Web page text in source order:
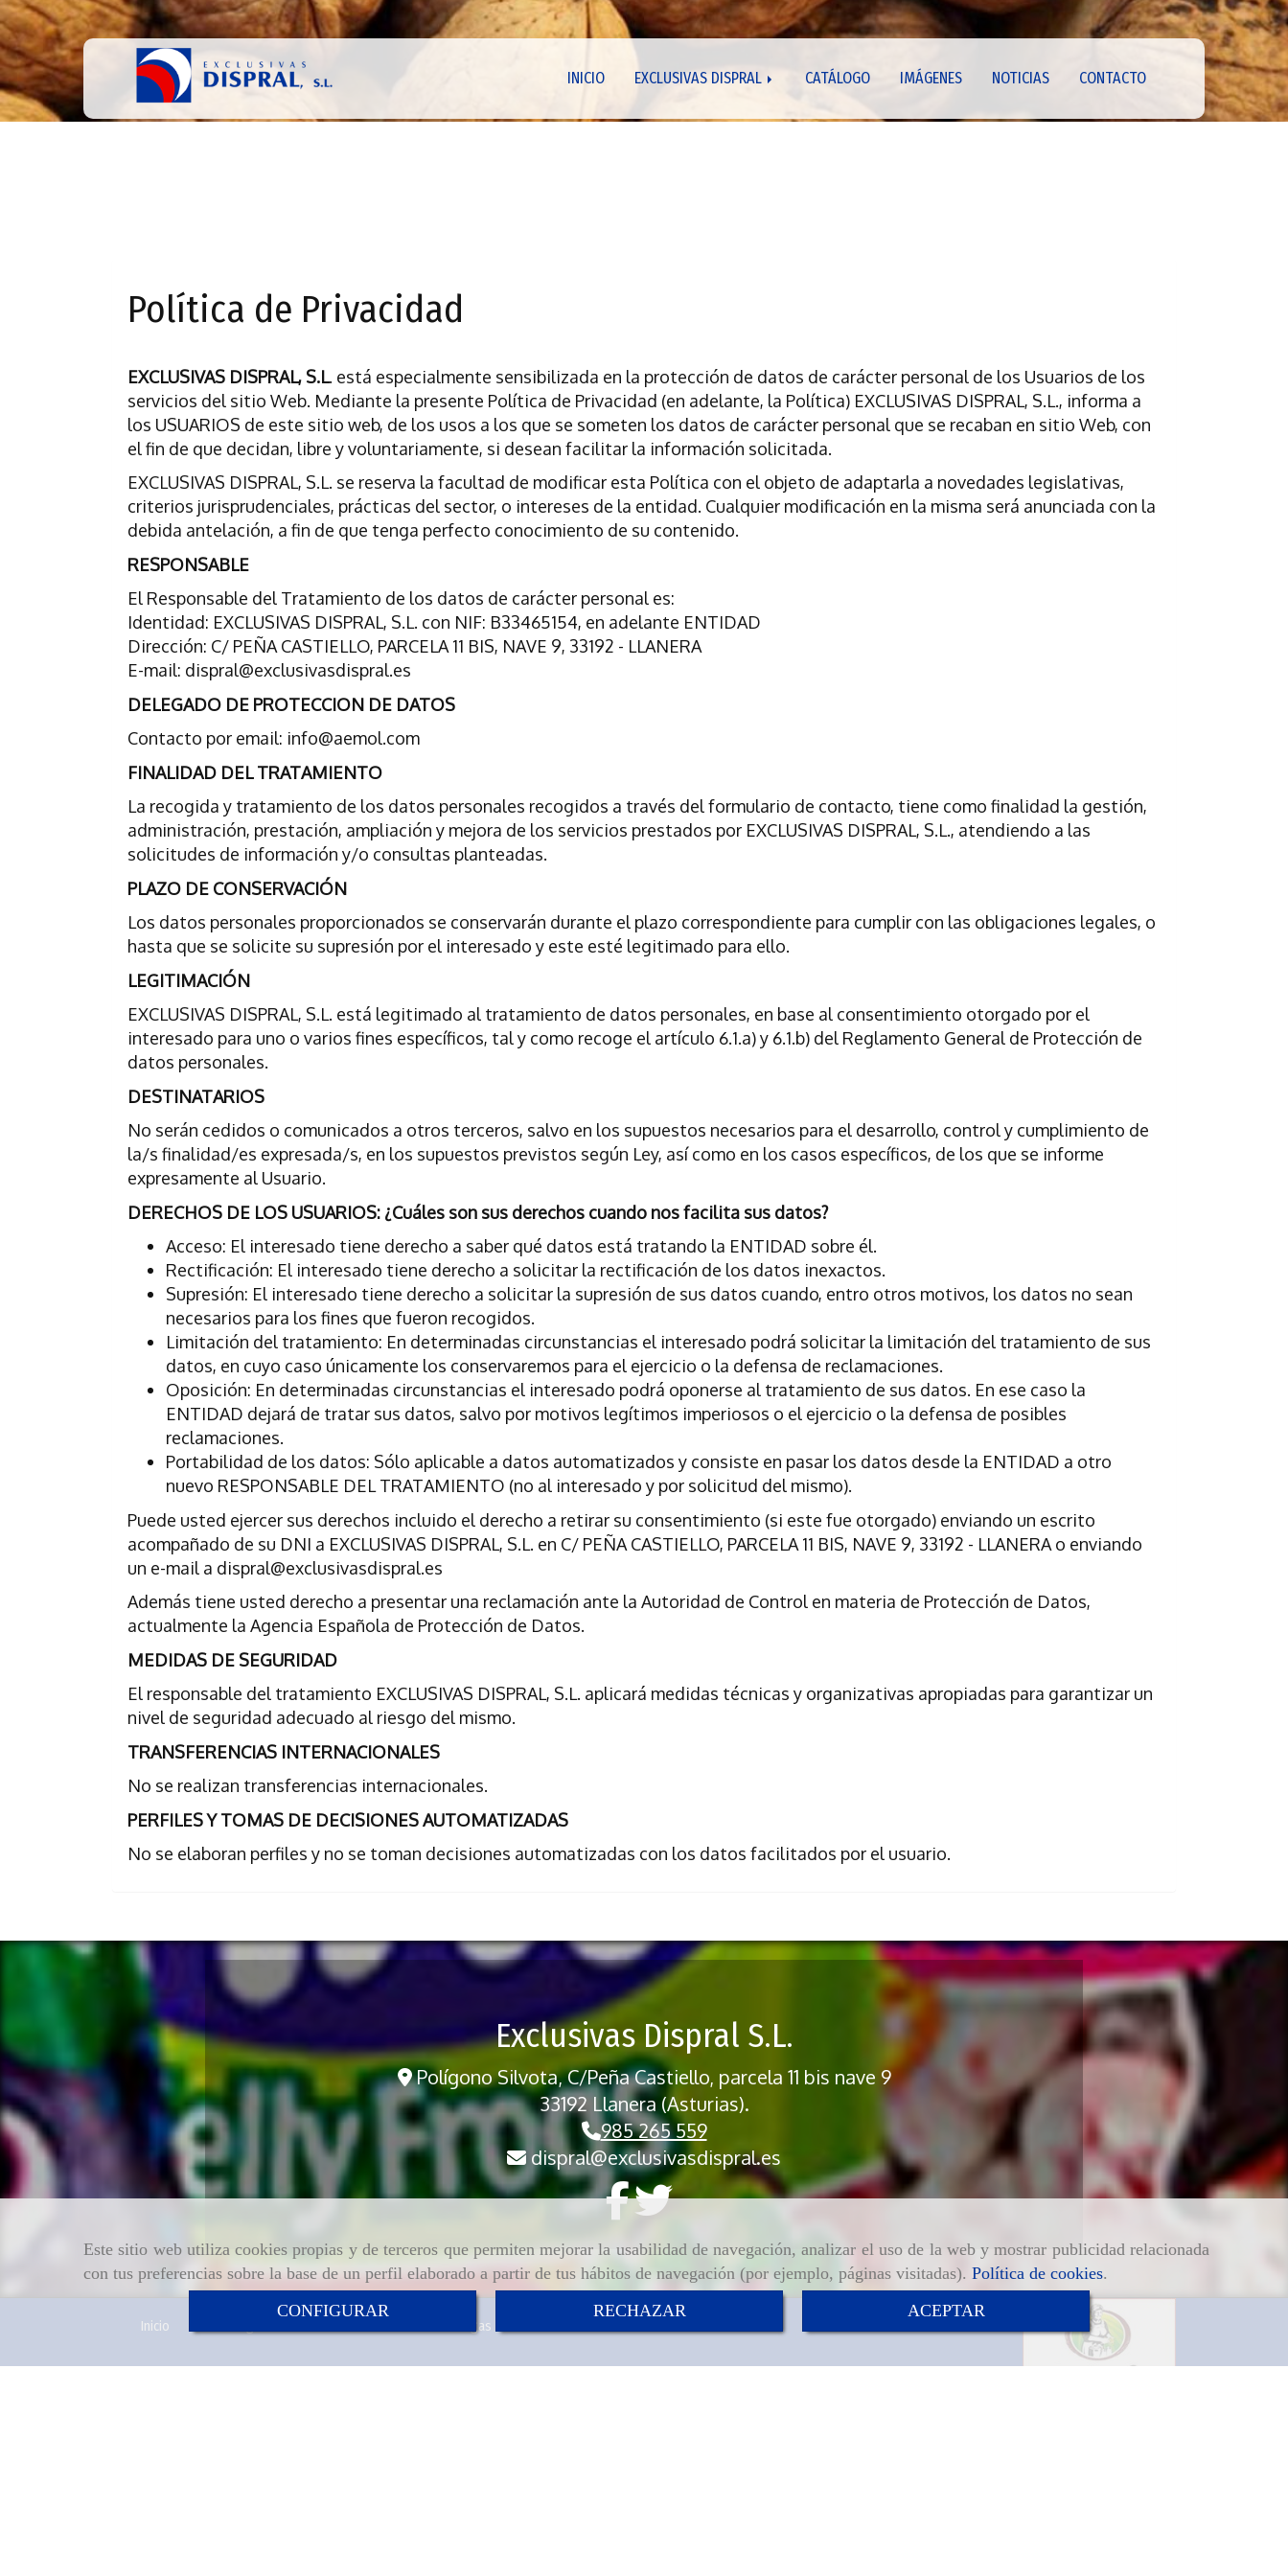
Este sitio web utiliza cookies propias y de terceros que permiten mejorar la usabilidad de navegación, analizar el uso de la web y mostrar publicidad relacionada
con tus preferencias sobre la base de un perfil elaborado a partir de tus hábitos de navegación (por ejemplo, páginas visitadas). Política de cookies.
CONFIGURAR
RECHAZAR ACEPTAR
INICIO EXCLUSIVAS DISPRAL CATÁLOGO IMÁGENES NOTICIAS CONTACTO
Política de Privacidad
EXCLUSIVAS DISPRAL, S.L. está especialmente sensibilizada en la protección de datos de carácter personal de los Usuarios de los
servicios del sitio Web. Mediante la presente Política de Privacidad (en adelante, la Política) EXCLUSIVAS DISPRAL, S.L., informa a
los USUARIOS de este sitio web, de los usos a los que se someten los datos de carácter personal que se recaban en sitio Web, con
el fin de que decidan, libre y voluntariamente, si desean facilitar la información solicitada.
EXCLUSIVAS DISPRAL, S.L. se reserva la facultad de modificar esta Política con el objeto de adaptarla a novedades legislativas,
criterios jurisprudenciales, prácticas del sector, o intereses de la entidad. Cualquier modificación en la misma será anunciada con la
debida antelación, a fin de que tenga perfecto conocimiento de su contenido.
RESPONSABLE
El Responsable del Tratamiento de los datos de carácter personal es:
Identidad: EXCLUSIVAS DISPRAL, S.L. con NIF: B33465154, en adelante ENTIDAD
Dirección: C/ PEÑA CASTIELLO, PARCELA 11 BIS, NAVE 9, 33192 - LLANERA
E-mail: dispral@exclusivasdispral.es
DELEGADO DE PROTECCION DE DATOS
Contacto por email: info@aemol.com
FINALIDAD DEL TRATAMIENTO
La recogida y tratamiento de los datos personales recogidos a través del formulario de contacto, tiene como finalidad la gestión,
administración, prestación, ampliación y mejora de los servicios prestados por EXCLUSIVAS DISPRAL, S.L., atendiendo a las
solicitudes de información y/o consultas planteadas.
PLAZO DE CONSERVACIÓN
Los datos personales proporcionados se conservarán durante el plazo correspondiente para cumplir con las obligaciones legales, o
hasta que se solicite su supresión por el interesado y este esté legitimado para ello.
LEGITIMACIÓN
EXCLUSIVAS DISPRAL, S.L. está legitimado al tratamiento de datos personales, en base al consentimiento otorgado por el
interesado para uno o varios fines específicos, tal y como recoge el artículo 6.1.a) y 6.1.b) del Reglamento General de Protección de
datos personales.
DESTINATARIOS
No serán cedidos o comunicados a otros terceros, salvo en los supuestos necesarios para el desarrollo, control y cumplimiento de
la/s finalidad/es expresada/s, en los supuestos previstos según Ley, así como en los casos específicos, de los que se informe
expresamente al Usuario.
DERECHOS DE LOS USUARIOS: ¿Cuáles son sus derechos cuando nos facilita sus datos?
Acceso: El interesado tiene derecho a saber qué datos está tratando la ENTIDAD sobre él.
Rectificación: El interesado tiene derecho a solicitar la rectificación de los datos inexactos.
Supresión: El interesado tiene derecho a solicitar la supresión de sus datos cuando, entro otros motivos, los datos no sean
necesarios para los fines que fueron recogidos.
Limitación del tratamiento: En determinadas circunstancias el interesado podrá solicitar la limitación del tratamiento de sus
datos, en cuyo caso únicamente los conservaremos para el ejercicio o la defensa de reclamaciones.
Oposición: En determinadas circunstancias el interesado podrá oponerse al tratamiento de sus datos. En ese caso la
ENTIDAD dejará de tratar sus datos, salvo por motivos legítimos imperiosos o el ejercicio o la defensa de posibles
reclamaciones.
Portabilidad de los datos: Sólo aplicable a datos automatizados y consiste en pasar los datos desde la ENTIDAD a otro
nuevo RESPONSABLE DEL TRATAMIENTO (no al interesado y por solicitud del mismo).
Puede usted ejercer sus derechos incluido el derecho a retirar su consentimiento (si este fue otorgado) enviando un escrito
acompañado de su DNI a EXCLUSIVAS DISPRAL, S.L. en C/ PEÑA CASTIELLO, PARCELA 11 BIS, NAVE 9, 33192 - LLANERA o enviando
un e-mail a dispral@exclusivasdispral.es
Además tiene usted derecho a presentar una reclamación ante la Autoridad de Control en materia de Protección de Datos,
actualmente la Agencia Española de Protección de Datos.
MEDIDAS DE SEGURIDAD
El responsable del tratamiento EXCLUSIVAS DISPRAL, S.L. aplicará medidas técnicas y organizativas apropiadas para garantizar un
nivel de seguridad adecuado al riesgo del mismo.
TRANSFERENCIAS INTERNACIONALES
No se realizan transferencias internacionales.
PERFILES Y TOMAS DE DECISIONES AUTOMATIZADAS
No se elaboran perfiles y no se toman decisiones automatizadas con los datos facilitados por el usuario.
Exclusivas Dispral S.L.
Polígono Silvota, C/Peña Castiello, parcela 11 bis nave 9
33192 Llanera (Asturias).
985 265 559
dispral
exclusivasdispral.es
Inicio Descargas